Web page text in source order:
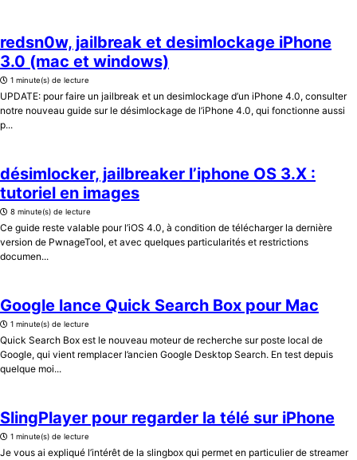
redsn0w, jailbreak et desimlockage iPhone
3.0 (mac et windows)
1 minute(s) de lecture
UPDATE: pour faire un jailbreak et un desimlockage d’un iPhone 4.0, consulter
notre nouveau guide sur le désimlockage de l’iPhone 4.0, qui fonctionne aussi
p...
désimlocker, jailbreaker l’iphone OS 3.X :
tutoriel en images
8 minute(s) de lecture
Ce guide reste valable pour l’iOS 4.0, à condition de télécharger la dernière
version de PwnageTool, et avec quelques particularités et restrictions
documen...
Google lance Quick Search Box pour Mac
1 minute(s) de lecture
Quick Search Box est le nouveau moteur de recherche sur poste local de
Google, qui vient remplacer l’ancien Google Desktop Search. En test depuis
quelque moi...
SlingPlayer pour regarder la télé sur iPhone
1 minute(s) de lecture
Je vous ai expliqué l’intérêt de la slingbox qui permet en particulier de streamer